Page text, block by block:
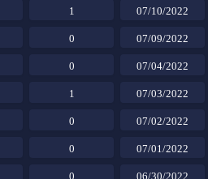
07/10/2022
1
07/09/2022
0
07/04/2022
0
07/03/2022
1
07/02/2022
0
07/01/2022
0